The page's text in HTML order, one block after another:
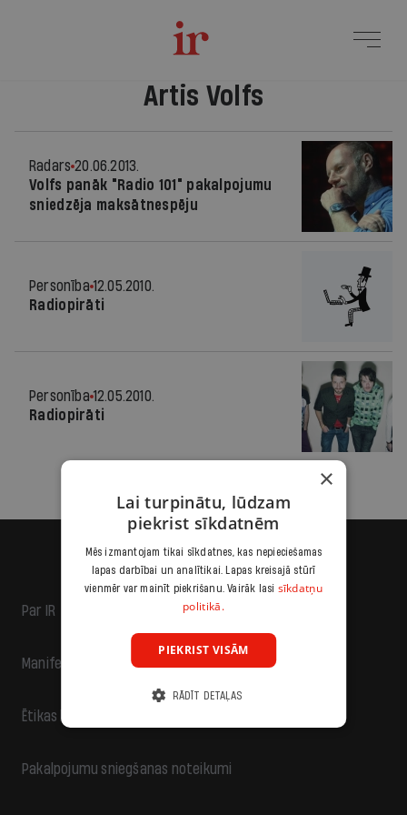
Artis Volfs
Radars 20.06.2013.
Volfs panāk "Radio 101" pakalpojumu
sniedzēja maksātnespēju
Personība 12.05.2010.
Radiopirāti
Personība 12.05.2010.
Radiopirāti
Par IR
Manifests
Ētikas kodekss
Pakalpojumu sniegšanas noteikumi
×
Lai turpinātu, lūdzam
piekrist sīkdatnēm
Mēs izmantojam tikai sīkdatnes, kas nepieciešamas
lapas darbībai un analītikai. Lapas kreisajā stūrī
vienmēr var mainīt piekrišanu. Vairāk lasi sīkdatņu
politikā.
PIEKRIST VISĀM
RĀDĪT DETAĻAS